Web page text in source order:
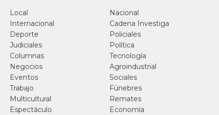
Local
Nacional
Internacional
Cadena Investiga
Deporte
Policiales
Judiciales
Política
Columnas
Tecnología
Negocios
Agroindustrial
Eventos
Sociales
Trabajo
Fúnebres
Multicultural
Remates
Espectáculo
Economía